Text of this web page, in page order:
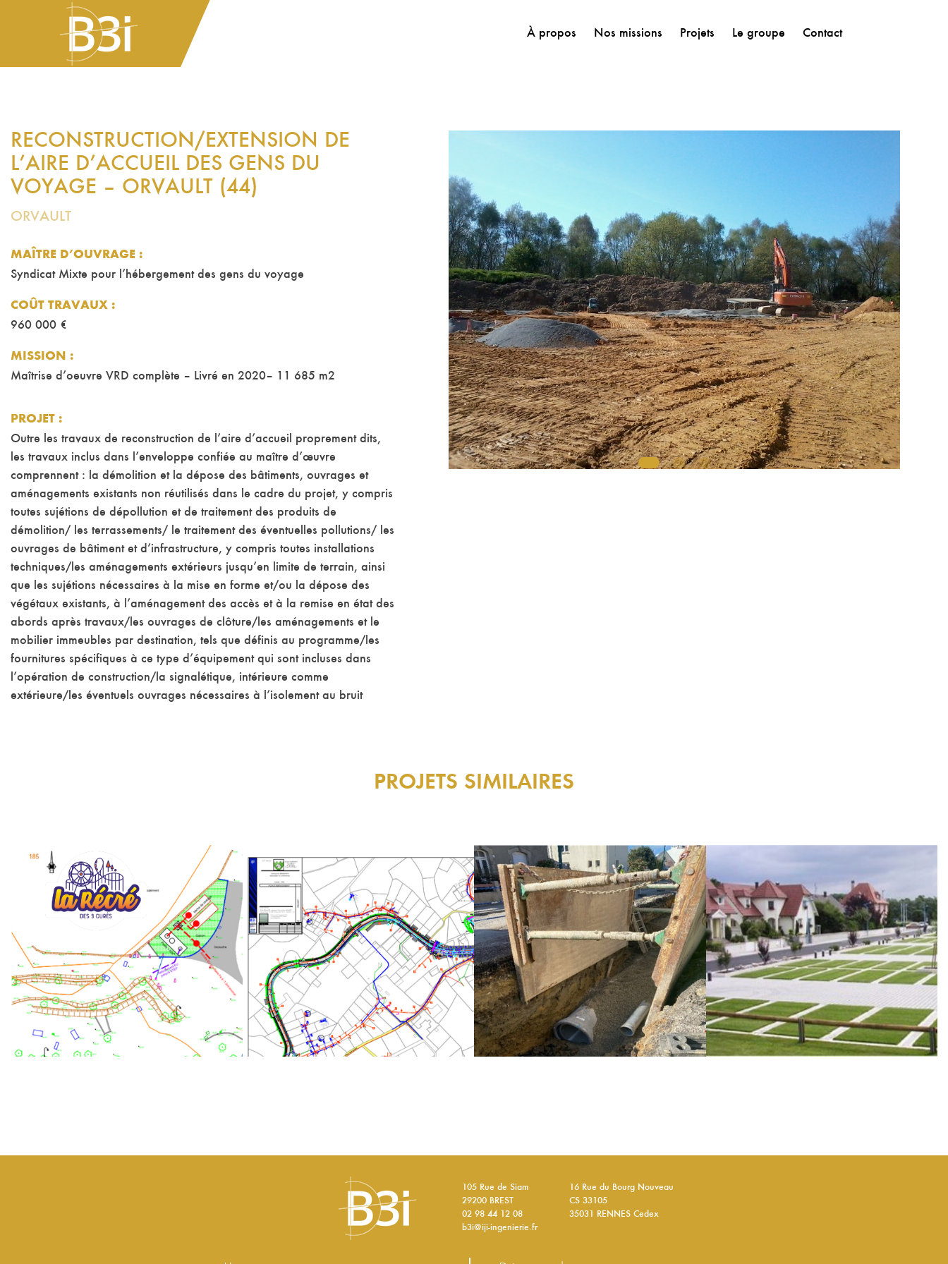
À propos Nos missions Projets Le groupe Contact
RECONSTRUCTION/EXTENSION DE
L’AIRE D’ACCUEIL DES GENS DU
VOYAGE – ORVAULT (44)
ORVAULT
MAÎTRE D’OUVRAGE :
Syndicat Mixte pour l’hébergement des gens du voyage
COÛT TRAVAUX :
960 000 €
MISSION :
Maîtrise d’oeuvre VRD complète – Livré en 2020– 11 685 m2
PROJET :
Outre les travaux de reconstruction de l’aire d’accueil proprement dits,
les travaux inclus dans l’enveloppe confiée au maître d’œuvre
comprennent : la démolition et la dépose des bâtiments, ouvrages et
aménagements existants non réutilisés dans le cadre du projet, y compris
toutes sujétions de dépollution et de traitement des produits de
démolition/ les terrassements/ le traitement des éventuelles pollutions/ les
ouvrages de bâtiment et d’infrastructure, y compris toutes installations
techniques/les aménagements extérieurs jusqu’en limite de terrain, ainsi
que les sujétions nécessaires à la mise en forme et/ou la dépose des
végétaux existants, à l’aménagement des accès et à la remise en état des
abords après travaux/les ouvrages de clôture/les aménagements et le
mobilier immeubles par destination, tels que définis au programme/les
fournitures spécifiques à ce type d’équipement qui sont incluses dans
l’opération de construction/la signalétique, intérieure comme
extérieure/les éventuels ouvrages nécessaires à l’isolement au bruit
1 2 3
PROJETS SIMILAIRES
105 Rue de Siam
29200 BREST
02 98 44 12 08
b3i@iji-ingenierie.fr
16 Rue du Bourg Nouveau
CS 33105
35031 RENNES Cedex